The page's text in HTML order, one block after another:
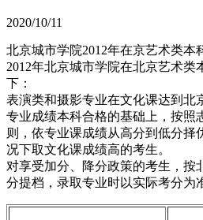
2020/10/11
北京城市学院2012年在京艺术类本
2012年北京城市学院在北京艺术类
下：
表演类和摄影专业在文化课达到北
专业成绩本科合格的基础上，按照
则，依专业课成绩从高分到低分择
况下取文化课成绩高的考生。
对享受加分、降分政策的考生，按
分提档，录取专业时以实际考分为